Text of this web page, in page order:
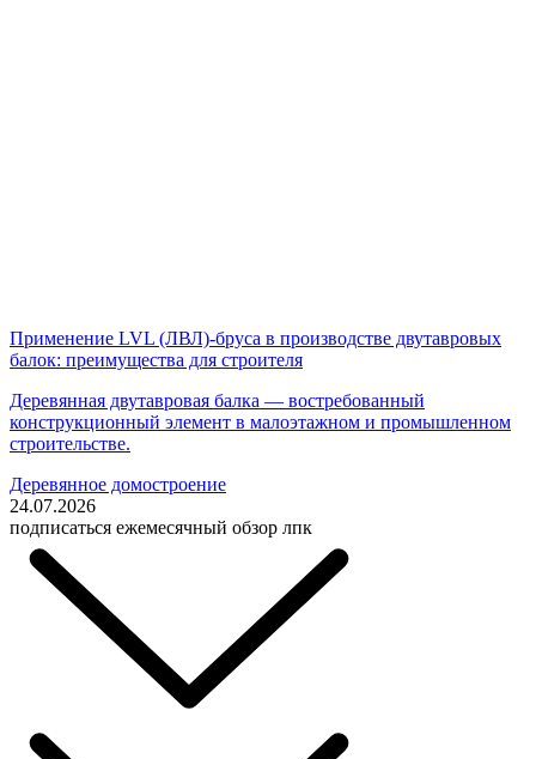
Применение LVL (ЛВЛ)-бруса в производстве двутавровых
балок: преимущества для строителя
Деревянная двутавровая балка — востребованный
конструкционный элемент в малоэтажном и промышленном
строительстве.
Деревянное домостроение
24.07.2026
подписаться ежемесячный обзор лпк